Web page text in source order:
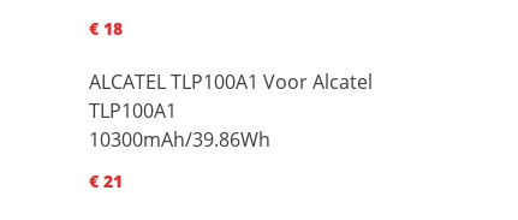
€ 18
ALCATEL TLP100A1 Voor Alcatel
TLP100A1
10300mAh/39.86Wh
€ 21